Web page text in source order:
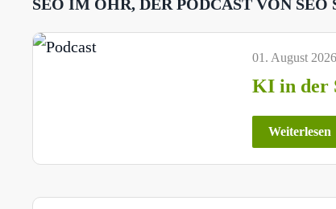
SEO IM OHR, DER PODCAST VON
01. August 2026
KI in der
Weiterlesen